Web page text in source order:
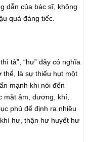
dẫn của bác sĩ, không
quả đáng tiếc.
tả”, “hư” đây có nghĩa
thể, là sự thiếu hụt một
mạnh khi nói đến
mặt âm, dương, khí,
phủ để định ra nhiều
hư, thận hư huyết hư